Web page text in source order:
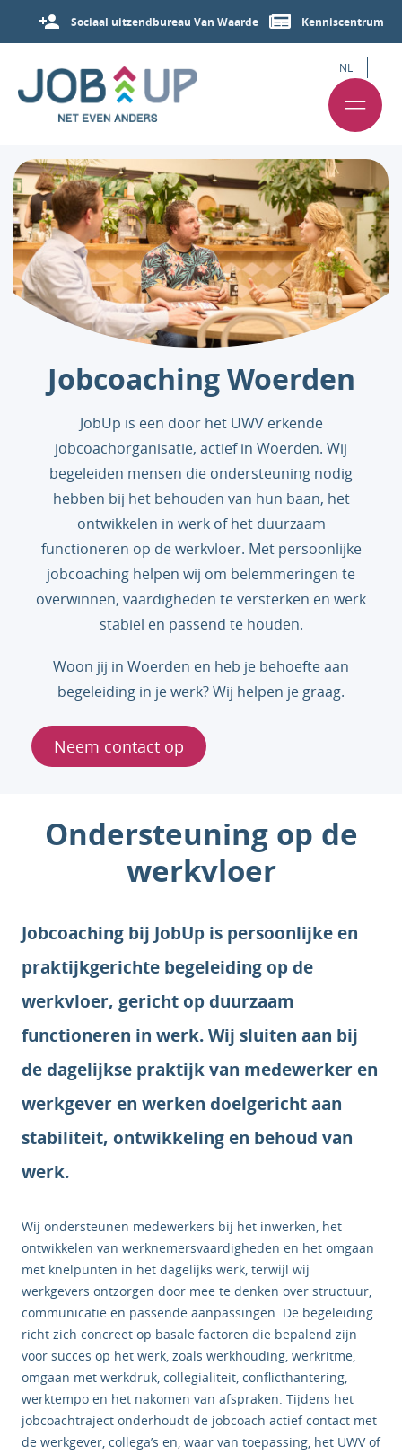
Sociaal uitzendbureau Van Waarde Kenniscentrum
NL
Jobcoaching Woerden
JobUp is een door het UWV erkende
jobcoachorganisatie, actief in Woerden. Wij
begeleiden mensen die ondersteuning nodig
hebben bij het behouden van hun baan, het
ontwikkelen in werk of het duurzaam
functioneren op de werkvloer. Met persoonlijke
jobcoaching helpen wij om belemmeringen te
overwinnen, vaardigheden te versterken en werk
stabiel en passend te houden.
Woon jij in Woerden en heb je behoefte aan
begeleiding in je werk? Wij helpen je graag.
Neem contact op
Ondersteuning op de
werkvloer
Jobcoaching bij JobUp is persoonlijke en
praktijkgerichte begeleiding op de
werkvloer, gericht op duurzaam
functioneren in werk. Wij sluiten aan bij
de dagelijkse praktijk van medewerker en
werkgever en werken doelgericht aan
stabiliteit, ontwikkeling en behoud van
werk.
Wij ondersteunen medewerkers bij het inwerken, het
ontwikkelen van werknemersvaardigheden en het omgaan
met knelpunten in het dagelijks werk, terwijl wij
werkgevers ontzorgen door mee te denken over structuur,
communicatie en passende aanpassingen. De begeleiding
richt zich concreet op basale factoren die bepalend zijn
voor succes op het werk, zoals werkhouding, werkritme,
omgaan met werkdruk, collegialiteit, conflicthantering,
werktempo en het nakomen van afspraken. Tijdens het
jobcoachtraject onderhoudt de jobcoach actief contact met
de werkgever, collega’s en, waar van toepassing, het UWV of